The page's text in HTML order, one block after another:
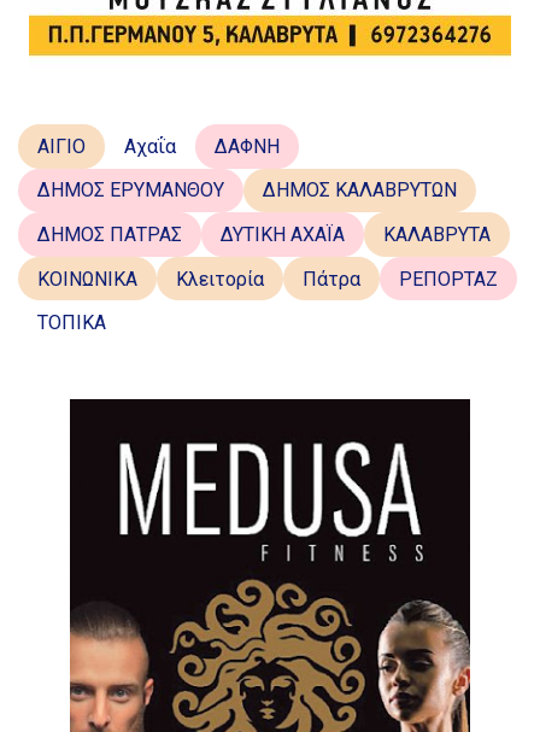
ΑΙΓΙΟ Αχαΐα
ΔΑΦΝΗ
ΔΗΜΟΣ ΕΡΥΜΑΝΘΟΥ
ΔΗΜΟΣ ΚΑΛΑΒΡΥΤΩΝ
ΔΗΜΟΣ ΠΑΤΡΑΣ
ΔΥΤΙΚΗ ΑΧΑΪΑ
ΚΑΛΑΒΡΥΤΑ
ΚΟΙΝΩΝΙΚΑ
Κλειτορία Πάτρα
ΡΕΠΟΡΤΑΖ
ΤΟΠΙΚΑ